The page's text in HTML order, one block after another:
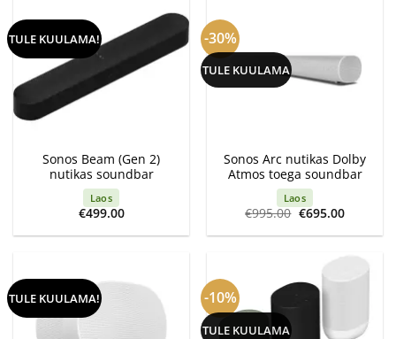
TULE KUULAMA!
Sonos Beam (Gen 2)
nutikas soundbar
Laos
€499.00
-30%
TULE KUULAMA
Sonos Arc nutikas Dolby
Atmos toega soundbar
Laos
€995.00 Algne
hind
oli:
€695.00Current
is:
TULE KUULAMA! -10%
TULE KUULAMA